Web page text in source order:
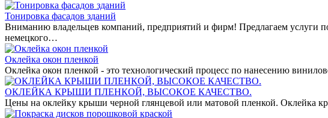
Тонировка фасадов зданий
Вниманию владельцев компаний, предприятий и фирм! Предлагаем услуги
немецкого…
Оклейка окон пленкой
Оклейка окон пленкой - это технологический процесс по нанесению
ОКЛЕЙКА КРЫШИ ПЛЕНКОЙ, ВЫСОКОЕ КАЧЕСТВО.
Цены на оклейку крыши черной глянцевой или матовой пленкой. Оклейка